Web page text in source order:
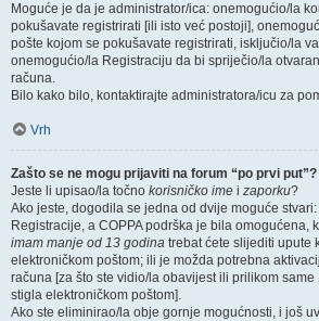
Moguće je da je administrator/ica: onemogućio/la
pokušavate registrirati [ili isto već postoji],
pošte kojom se pokušavate registrirati, isključio/la
onemogućio/la Registraciju da bi spriječio/la
računa.
Bilo kako bilo, kontaktirajte administratora/icu za
Vrh
Zašto se ne mogu prijaviti na forum “po prvi put”?
Jeste li upisao/la točno korisničko ime i zaporku?
Ako jeste, dogodila se jedna od dvije moguće
Registracije, a COPPA podrška je bila omogućena,
imam manje od 13 godina trebat ćete slijediti upute
elektroničkom poštom; ili je možda potrebna
računa [za što ste vidio/la obavijest ili prilikom
stigla elektroničkom poštom].
Ako ste eliminirao/la obje gornje mogućnosti, i još